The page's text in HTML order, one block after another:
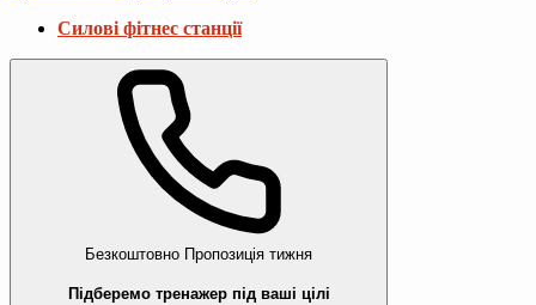
Силові фітнес станції
Безкоштовно Пропозиція тижня
Підберемо тренажер під ваші цілі